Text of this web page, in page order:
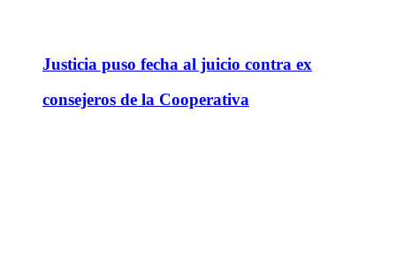
Justicia puso fecha al juicio contra ex
consejeros de la Cooperativa